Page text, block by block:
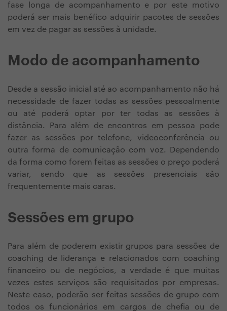
fase longa de acompanhamento e por este motivo
poderá ser mais benéfico adquirir pacotes de sessões
em vez de pagar as sessões à unidade.
Modo de acompanhamento
Desde a sessão inicial até ao acompanhamento não há
necessidade de fazer todas as sessões pessoalmente
ou até poderá optar por ter todas as sessões à
distância. Para além de encontros em pessoa pode
fazer as sessões por telefone, videoconferência ou
outra forma de comunicação com voz. Dependendo
da forma como forem feitas as sessões o preço poderá
variar, sendo que as sessões presenciais são
frequentemente mais caras.
Sessões em grupo
Para além de poderem existir grupos para sessões de
coaching de liderança e relacionados com coaching
financeiro ou de negócios, a verdade é que muitas
vezes estes serviços são requisitados por empresas.
Neste caso, poderão ser feitas sessões de grupo com
todos os funcionários em cargos de chefia ou de